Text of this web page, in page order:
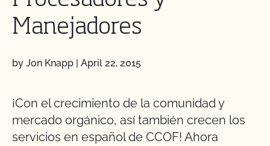
Manejadores
by Jon Knapp | April 22, 2015
¡Con el crecimiento de la comunidad y
mercado orgánico, así también crecen los
servicios en español de CCOF! Ahora